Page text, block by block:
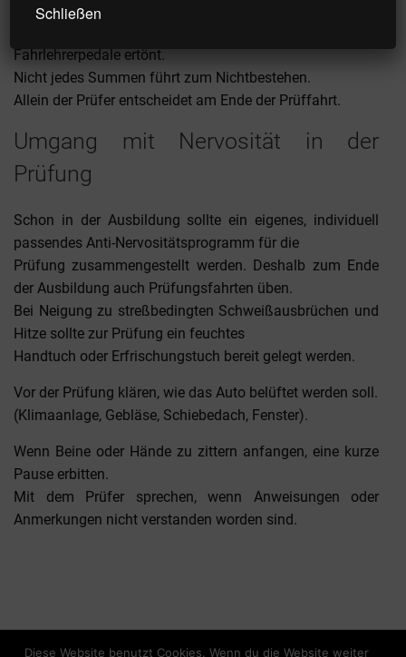
Fehler gleich an Ort und Stelle korrigieren.
Fahrlehrerpedale ertönt.
Nicht jedes Summen führt zum Nichtbestehen.
Allein der Prüfer entscheidet am Ende der Prüffahrt.
Umgang mit Nervosität in der
Prüfung
Schon in der Ausbildung sollte ein eigenes, individuell
passendes Anti-Nervositätsprogramm für die
Prüfung zusammengestellt werden. Deshalb zum Ende
der Ausbildung auch Prüfungsfahrten üben.
Bei Neigung zu streßbedingten Schweißausbrüchen und
Hitze sollte zur Prüfung ein feuchtes
Handtuch oder Erfrischungstuch bereit gelegt werden.
Vor der Prüfung klären, wie das Auto belüftet werden soll.
(Klimaanlage, Gebläse, Schiebedach, Fenster).
Wenn Beine oder Hände zu zittern anfangen, eine kurze
Pause erbitten.
Mit dem Prüfer sprechen, wenn Anweisungen oder
Anmerkungen nicht verstanden worden sind.
Schließen
Diese Website benutzt Cookies. Wenn du die Website weiter